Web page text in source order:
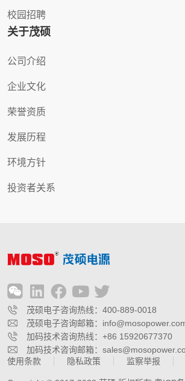
校园招聘
关于茂硕
公司介绍
企业文化
荣誉资质
发展历程
环境方针
投资者关系
茂硕电子咨询热线：400-889-0018
茂硕电子咨询邮箱：
加码技术咨询热线：+86 15920677370
加码技术咨询邮箱：
使用条款
隐私政策 监察举报